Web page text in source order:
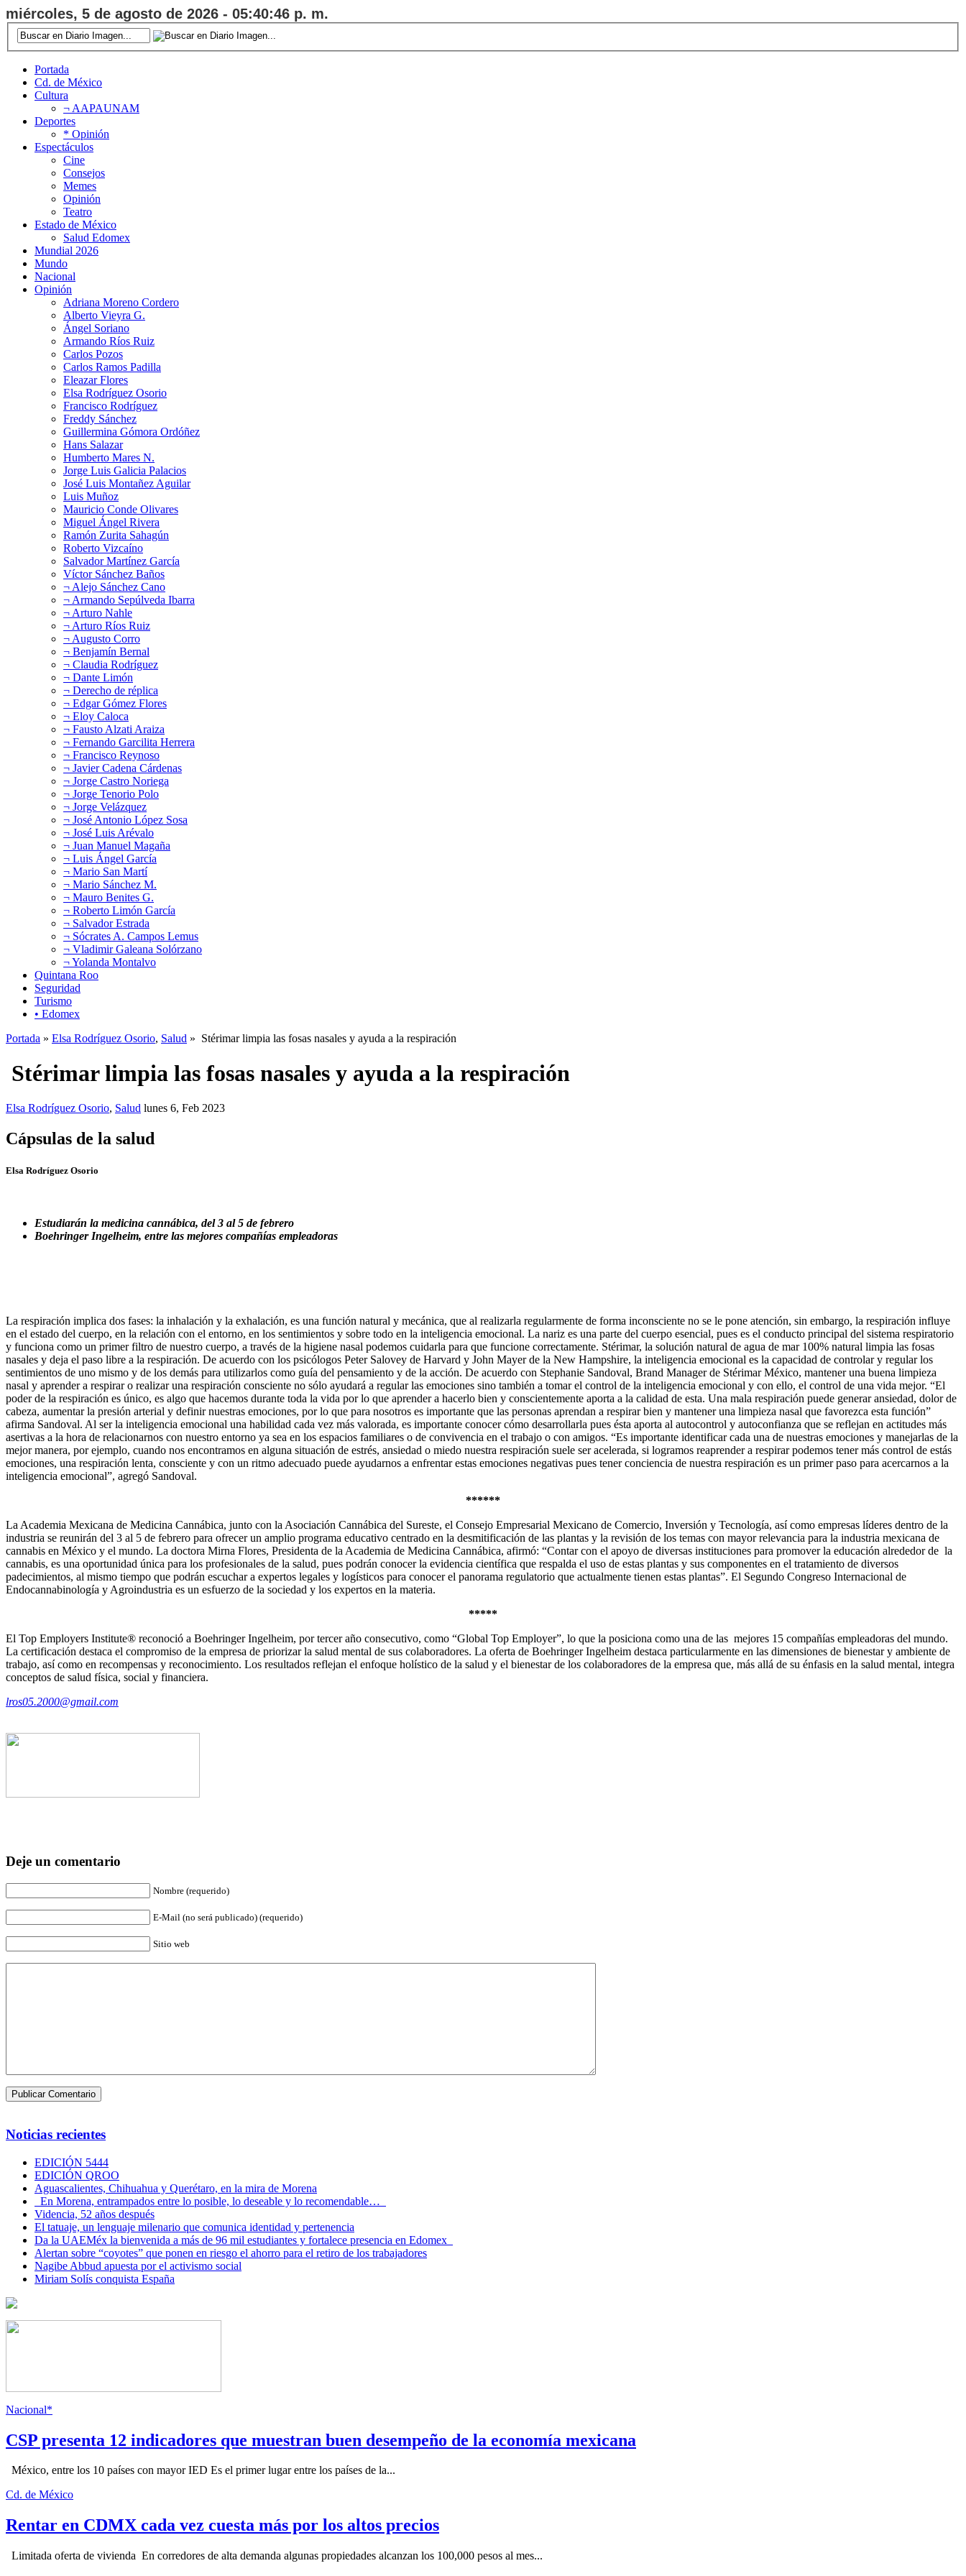
miércoles, 5 de agosto de 2026 - 05:40:47 p. m.
Portada
Cd. de México
Cultura
¬ AAPAUNAM
Deportes
* Opinión
Espectáculos
Cine
Consejos
Memes
Opinión
Teatro
Estado de México
Salud Edomex
Mundial 2026
Mundo
Nacional
Opinión
Adriana Moreno Cordero
Alberto Vieyra G.
Ángel Soriano
Armando Ríos Ruiz
Carlos Pozos
Carlos Ramos Padilla
Eleazar Flores
Elsa Rodríguez Osorio
Francisco Rodríguez
Freddy Sánchez
Guillermina Gómora Ordóñez
Hans Salazar
Humberto Mares N.
Jorge Luis Galicia Palacios
José Luis Montañez Aguilar
Luis Muñoz
Mauricio Conde Olivares
Miguel Ángel Rivera
Ramón Zurita Sahagún
Roberto Vizcaíno
Salvador Martínez García
Víctor Sánchez Baños
¬ Alejo Sánchez Cano
¬ Armando Sepúlveda Ibarra
¬ Arturo Nahle
¬ Arturo Ríos Ruiz
¬ Augusto Corro
¬ Benjamín Bernal
¬ Claudia Rodríguez
¬ Dante Limón
¬ Derecho de réplica
¬ Edgar Gómez Flores
¬ Eloy Caloca
¬ Fausto Alzati Araiza
¬ Fernando Garcilita Herrera
¬ Francisco Reynoso
¬ Javier Cadena Cárdenas
¬ Jorge Castro Noriega
¬ Jorge Tenorio Polo
¬ Jorge Velázquez
¬ José Antonio López Sosa
¬ José Luis Arévalo
¬ Juan Manuel Magaña
¬ Luis Ángel García
¬ Mario San Martí
¬ Mario Sánchez M.
¬ Mauro Benites G.
¬ Roberto Limón García
¬ Salvador Estrada
¬ Sócrates A. Campos Lemus
¬ Vladimir Galeana Solórzano
¬ Yolanda Montalvo
Quintana Roo
Seguridad
Turismo
• Edomex
Portada » Elsa Rodríguez Osorio, Salud » Stérimar limpia las fosas nasales y ayuda a la respiración
Stérimar limpia las fosas nasales y ayuda a la respiración
Elsa Rodríguez Osorio, Salud lunes 6, Feb 2023
Cápsulas de la salud
Elsa Rodríguez Osorio
Estudiarán la medicina cannábica, del 3 al 5 de febrero
Boehringer Ingelheim, entre las mejores compañías empleadoras
La respiración implica dos fases: la inhalación y la exhalación, es una función natural y mecánica, que al realizarla regularmente de forma inconsciente no se le pone atención, sin embargo, la respiración influye
en el estado del cuerpo, en la relación con el entorno, en los sentimientos y sobre todo en la inteligencia emocional. La nariz es una parte del cuerpo esencial, pues es el conducto principal del sistema respiratorio
y funciona como un primer filtro de nuestro cuerpo, a través de la higiene nasal podemos cuidarla para que funcione correctamente. Stérimar, la solución natural de agua de mar 100% natural limpia las fosas
nasales y deja el paso libre a la respiración. De acuerdo con los psicólogos Peter Salovey de Harvard y John Mayer de la New Hampshire, la inteligencia emocional es la capacidad de controlar y regular los
sentimientos de uno mismo y de los demás para utilizarlos como guía del pensamiento y de la acción. De acuerdo con Stephanie Sandoval, Brand Manager de Stérimar México, mantener una buena limpieza
nasal y aprender a respirar o realizar una respiración consciente no sólo ayudará a regular las emociones sino también a tomar el control de la inteligencia emocional y con ello, el control de una vida mejor. “El
poder de la respiración es único, es algo que hacemos durante toda la vida por lo que aprender a hacerlo bien y conscientemente aporta a la calidad de esta. Una mala respiración puede generar ansiedad, dolor de
cabeza, aumentar la presión arterial y definir nuestras emociones, por lo que para nosotros es importante que las personas aprendan a respirar bien y mantener una limpieza nasal que favorezca esta función”
afirma Sandoval. Al ser la inteligencia emocional una habilidad cada vez más valorada, es importante conocer cómo desarrollarla pues ésta aporta al autocontrol y autoconfianza que se reflejan en actitudes más
asertivas a la hora de relacionarnos con nuestro entorno ya sea en los espacios familiares o de convivencia en el trabajo o con amigos. “Es importante identificar cada una de nuestras emociones y manejarlas de la
mejor manera, por ejemplo, cuando nos encontramos en alguna situación de estrés, ansiedad o miedo nuestra respiración suele ser acelerada, si logramos reaprender a respirar podemos tener más control de estás
emociones, una respiración lenta, consciente y con un ritmo adecuado puede ayudarnos a enfrentar estas emociones negativas pues tener conciencia de nuestra respiración es un primer paso para acercarnos a la
inteligencia emocional”, agregó Sandoval.
******
La Academia Mexicana de Medicina Cannábica, junto con la Asociación Cannábica del Sureste, el Consejo Empresarial Mexicano de Comercio, Inversión y Tecnología, así como empresas líderes dentro de la
industria se reunirán del 3 al 5 de febrero para ofrecer un amplio programa educativo centrado en la desmitificación de las plantas y la revisión de los temas con mayor relevancia para la industria mexicana de
cannabis en México y el mundo. La doctora Mirna Flores, Presidenta de la Academia de Medicina Cannábica, afirmó: “Contar con el apoyo de diversas instituciones para promover la educación alrededor de la
cannabis, es una oportunidad única para los profesionales de la salud, pues podrán conocer la evidencia científica que respalda el uso de estas plantas y sus componentes en el tratamiento de diversos
padecimientos, al mismo tiempo que podrán escuchar a expertos legales y logísticos para conocer el panorama regulatorio que actualmente tienen estas plantas”. El Segundo Congreso Internacional de
Endocannabinología y Agroindustria es un esfuerzo de la sociedad y los expertos en la materia.
*****
El Top Employers Institute® reconoció a Boehringer Ingelheim, por tercer año consecutivo, como “Global Top Employer”, lo que la posiciona como una de las mejores 15 compañías empleadoras del mundo.
La certificación destaca el compromiso de la empresa de priorizar la salud mental de sus colaboradores. La oferta de Boehringer Ingelheim destaca particularmente en las dimensiones de bienestar y ambiente de
trabajo, así como en recompensas y reconocimiento. Los resultados reflejan el enfoque holístico de la salud y el bienestar de los colaboradores de la empresa que, más allá de su énfasis en la salud mental, integra
conceptos de salud física, social y financiera.
lros05.2000@gmail.com
Deje un comentario
Nombre (requerido)
E-Mail (no será publicado) (requerido)
Sitio web
Noticias recientes
EDICIÓN 5444
EDICIÓN QROO
Aguascalientes, Chihuahua y Querétaro, en la mira de Morena
En Morena, entrampados entre lo posible, lo deseable y lo recomendable…
Videncia, 52 años después
El tatuaje, un lenguaje milenario que comunica identidad y pertenencia
Da la UAEMéx la bienvenida a más de 96 mil estudiantes y fortalece presencia en Edomex
Alertan sobre “coyotes” que ponen en riesgo el ahorro para el retiro de los trabajadores
Nagibe Abbud apuesta por el activismo social
Miriam Solís conquista España
Nacional*
CSP presenta 12 indicadores que muestran buen desempeño de la economía mexicana
México, entre los 10 países con mayor IED Es el primer lugar entre los países de la...
Cd. de México
Rentar en CDMX cada vez cuesta más por los altos precios
Limitada oferta de vivienda En corredores de alta demanda algunas propiedades alcanzan los 100,000 pesos al mes...